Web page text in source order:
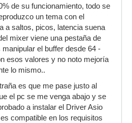
de su funcionamiento, todo se
un tema con el
a saltos, picos, latencia suena
mixer viene una pestaña de
el buffer desde 64 -
esos valores y no noto mejoría
lo mismo..
es que me pase justo al
el pc se me venga abajo y se
a instalar el Driver Asio
compatible en los requisitos